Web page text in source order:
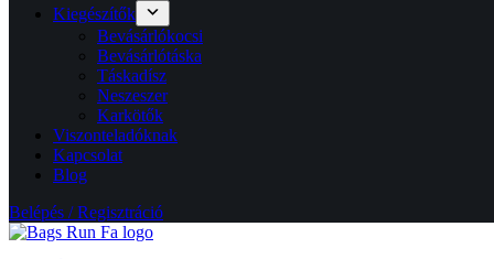
Kiegészítők
Bevásárlókocsi
Bevásárlótáska
Táskadísz
Neszeszer
Karkötők
Viszonteladóknak
Kapcsolat
Blog
Belépés / Regisztráció